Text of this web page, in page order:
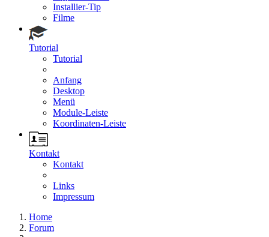
Installier-Tip
Filme
Tutorial
Tutorial
Anfang
Desktop
Menü
Module-Leiste
Koordinaten-Leiste
Kontakt
Kontakt
Links
Impressum
Home
Forum